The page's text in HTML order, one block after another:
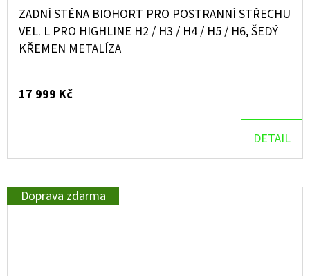
ZADNÍ STĚNA BIOHORT PRO POSTRANNÍ STŘECHU
VEL. L PRO HIGHLINE H2 / H3 / H4 / H5 / H6, ŠEDÝ
KŘEMEN METALÍZA
17 999 Kč
DETAIL
Doprava zdarma